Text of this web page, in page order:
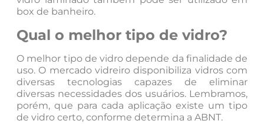
box de banheiro.
Qual o melhor tipo de vidro?
O melhor tipo de vidro depende da finalidade de
uso. O mercado vidreiro disponibiliza vidros com
diversas tecnologias capazes de eliminar
diversas necessidades dos usuários. Lembramos,
porém, que para cada aplicação existe um tipo
de vidro certo, conforme determina a ABNT.